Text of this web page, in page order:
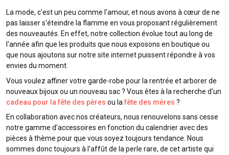
La mode, c'est un peu comme l'amour, et nous avons à cœur de ne
pas laisser s'éteindre la flamme en vous proposant régulièrement
des nouveautés. En effet, notre collection évolue tout au long de
l'année afin que les produits que nous exposons en boutique ou
que nous ajoutons sur notre site internet puissent répondre à vos
envies du moment.
Vous voulez affiner votre garde-robe pour la rentrée et arborer de
nouveaux bijoux ou un nouveau sac ? Vous êtes à la recherche d'un
cadeau pour la fête des pères ou la fête des mères ?
En collaboration avec nos créateurs, nous renouvelons sans cesse
notre gamme d'accessoires en fonction du calendrier avec des
pièces à thème pour que vous soyez toujours tendance. Nous
sommes donc toujours à l'affût de la perle rare, de cet artiste qui